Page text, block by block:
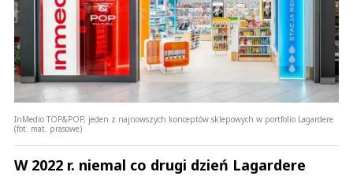
InMedio TOP&POP, jeden z najnowszych konceptów sklepowych w portfolio Lagardere
(fot. mat. prasowe)
W 2022 r. niemal co drugi dzień Lagardere